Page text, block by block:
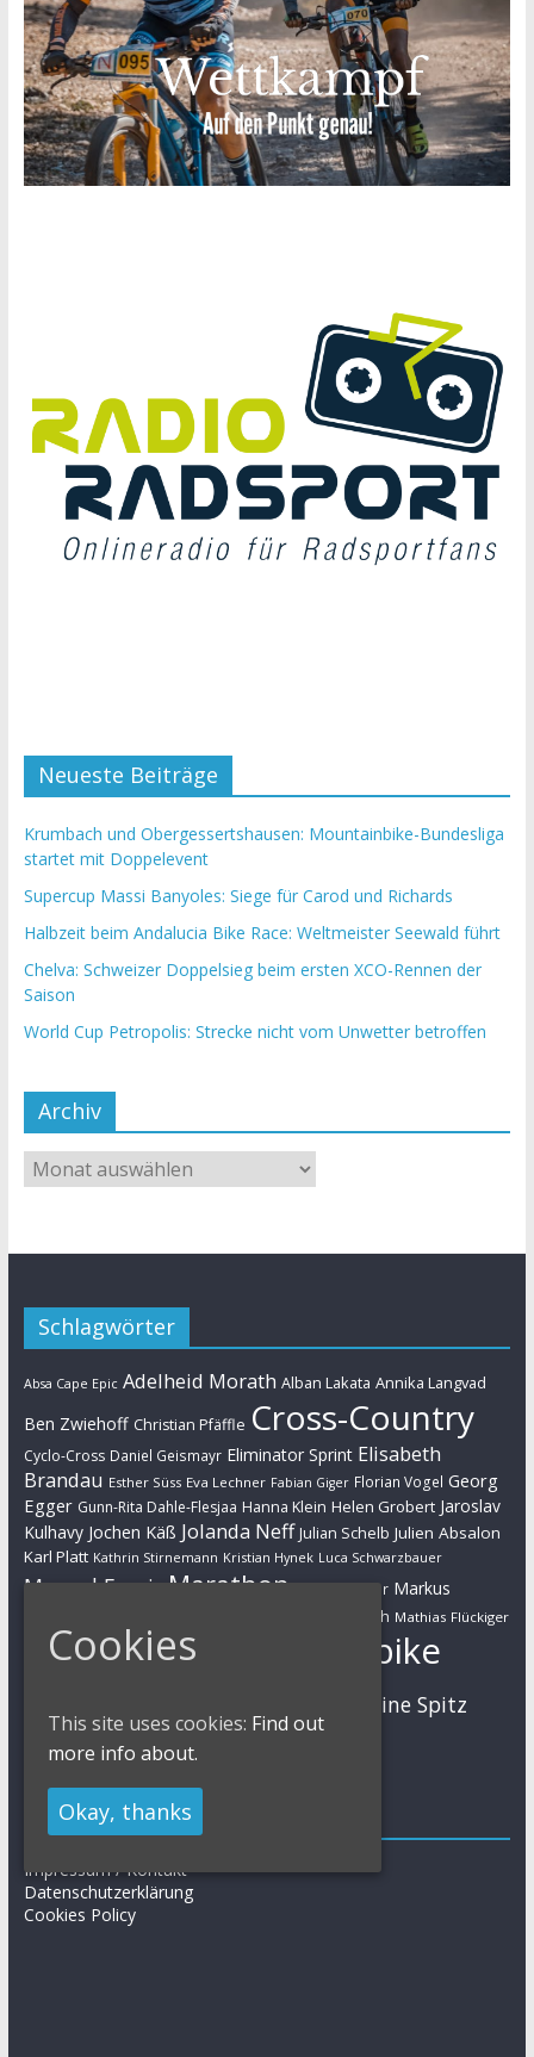
Neueste Beiträge
Krumbach und Obergessertshausen: Mountainbike-Bundesliga
startet mit Doppelevent
Supercup Massi Banyoles: Siege für Carod und Richards
Halbzeit beim Andalucia Bike Race: Weltmeister Seewald führt
Chelva: Schweizer Doppelsieg beim ersten XCO-Rennen der
Saison
World Cup Petropolis: Strecke nicht vom Unwetter betroffen
Archiv
Schlagwörter
Absa Cape Epic Adelheid Morath Alban Lakata Annika Langvad
Ben Zwiehoff Christian Pfäffle Cross-Country
Cyclo-Cross Daniel Geismayr Eliminator Sprint Elisabeth
Brandau Esther Süss Eva Lechner Fabian Giger Florian Vogel Georg
Egger Gunn-Rita Dahle-Flesjaa Hanna Klein Helen Grobert Jaroslav
Kulhavy Jochen Käß Jolanda Neff Julian Schelb Julien Absalon
Karl Platt Kathrin Stirnemann Kristian Hynek Luca Schwarzbauer
Manuel FumicMarathon Markus Bauer Markus
Martin Gluth Mathias Flückiger
Max Brandl Moritz Milatz
Mountainbike
Sabine Spitz
Simon Stiebjahn
Impressum
Impressum / Kontakt
Datenschutzerklärung
Cookies Policy
Cookies
This site uses cookies: Find out
more info about.
Okay, thanks